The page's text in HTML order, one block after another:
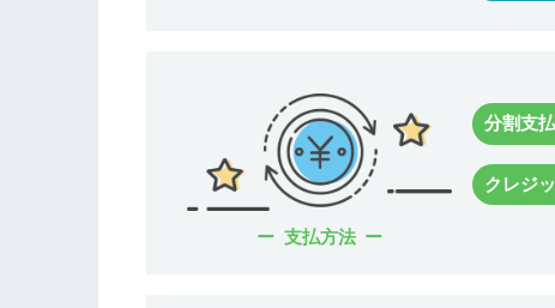
支払方法
分割支
クレジ